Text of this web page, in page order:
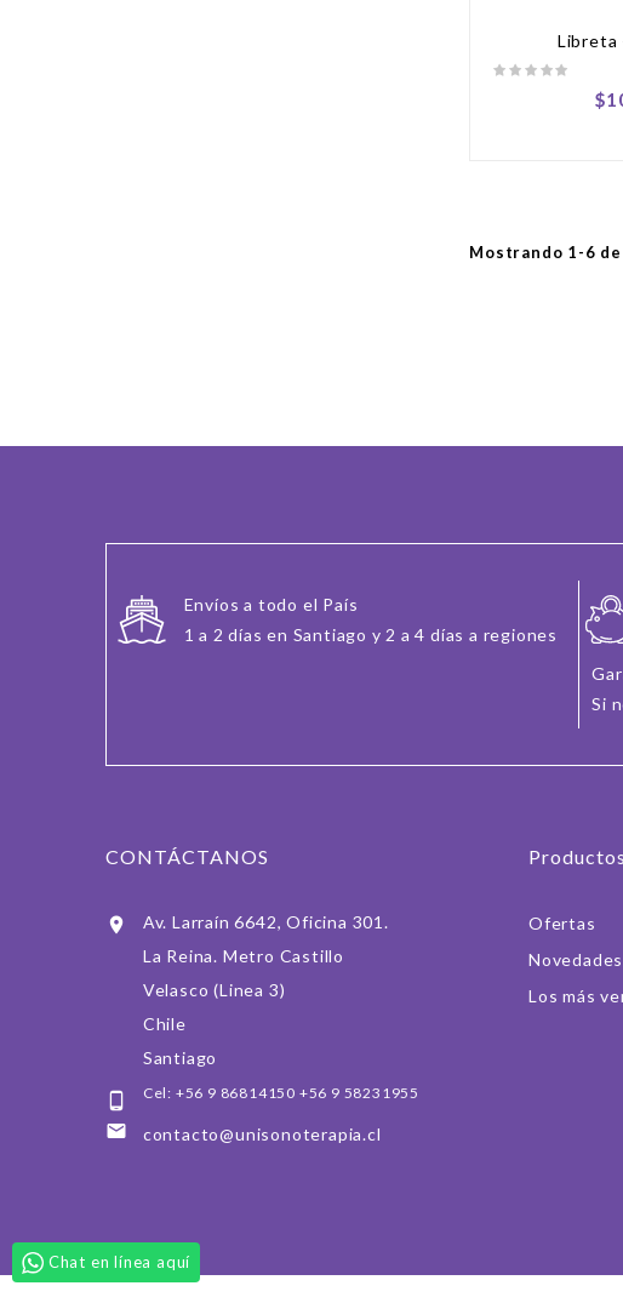
Chat en línea aquí
Libreta
Mostrando 1-6
Envíos a todo el País
1 a 2 días en Santiago y 2 a 4 días a regiones
Si
CONTÁCTANOS

Av. Larraín 6642, Oficina 301.
La Reina. Metro Castillo
Velasco (Linea 3)
Chile
Santiago
 Cel: +56 9 86814150 +56 9 58231955
 contacto@unisonoterapia.cl
Productos
Ofertas
Novedades
Los más